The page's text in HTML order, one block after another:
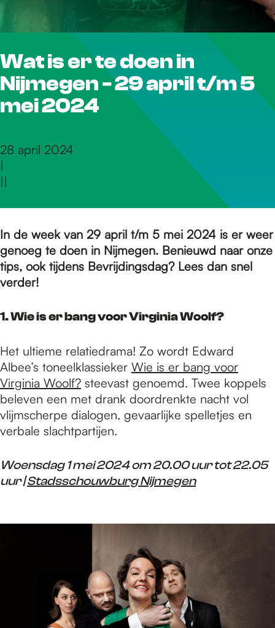
r
d
e
o
m
e
p
a
g
e
Wat is er te doen in
Nijmegen - 29 april t/m 5
mei 2024
28 april 2024
|
||
In de week van 29 april t/m 5 mei 2024 is er weer
genoeg te doen in Nijmegen. Benieuwd naar onze
tips, ook tijdens Bevrijdingsdag? Lees dan snel
verder!
1. Wie is er bang voor Virginia Woolf?
Het ultieme relatiedrama! Zo wordt Edward
Albee’s toneelklassieker Wie is er bang voor
Virginia Woolf? steevast genoemd. Twee koppels
beleven een met drank doordrenkte nacht vol
vlijmscherpe dialogen, gevaarlijke spelletjes en
verbale slachtpartijen.
Woensdag 1 mei 2024 om 20.00 uur tot 22.05
uur |Stadsschouwburg Nijmegen